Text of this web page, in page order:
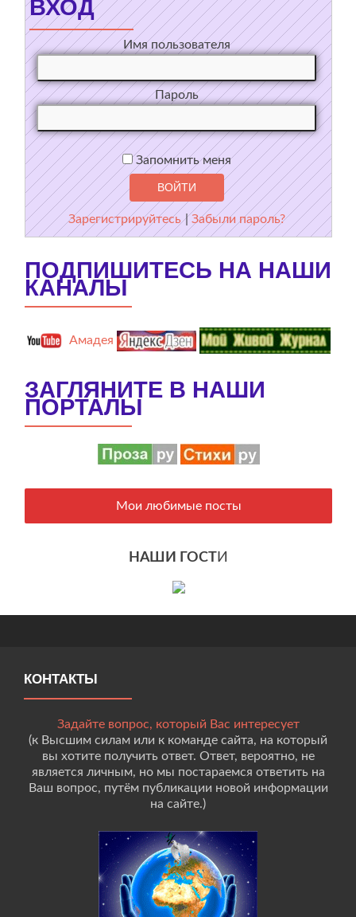
ВХОД
Имя пользователя
Пароль
Запомнить меня
Зарегистрируйтесь |Забыли пароль?
ПОДПИШИТЕСЬ НА НАШИ
КАНАЛЫ
Амадея
ЗАГЛЯНИТЕ В НАШИ
ПОРТАЛЫ
Мои любимые посты
НАШИ ГОСТИ
КОНТАКТЫ
Задайте вопрос, который Вас интересует
(к Высшим силам или к команде сайта, на который
вы хотите получить ответ. Ответ, вероятно, не
является личным, но мы постараемся ответить на
Ваш вопрос, путём публикации новой информации
на сайте.)